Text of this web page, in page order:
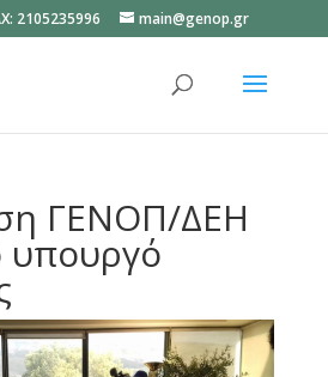
2105235996 main@genop.gr
ΓΕΝΟΠ/ΔΕΗ
υπουργό